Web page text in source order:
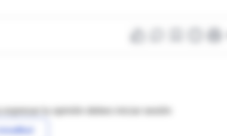
tu opinión debes iniciar sesión